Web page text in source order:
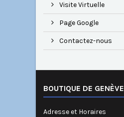
Visite Virtuelle
Page Google
Contactez-nous
BOUTIQUE DE GENÈVE
Adresse et Horaires